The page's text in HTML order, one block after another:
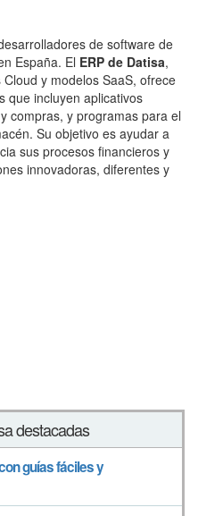
de software de
España. El ERP de Datisa,
y modelos SaaS, ofrece
que incluyen aplicativos
compras, y programas para el
Su objetivo es ayudar a
sus procesos financieros y
innovadoras, diferentes y
destacadas
guías fáciles y